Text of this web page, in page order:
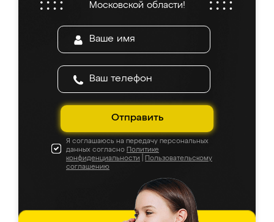
Московской области!
Отправить
Я соглашаюсь на передачу персональных
данных согласно Политике
конфиденциальности
Пользовательскому
соглашению